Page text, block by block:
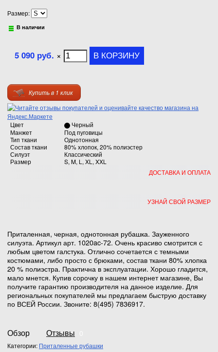
Размер:
В наличии
5 090 руб. ×
Купить в 1 клик
Цвет
Черный
Манжет
Под пуговицы
Тип ткани
Однотонная
Состав ткани
80% хлопок, 20% полиэстер
Силуэт
Классический
Размер
S, M, L, XL, XXL
ДОСТАВКА И ОПЛАТА
УЗНАЙ СВОЙ РАЗМЕР
Приталенная, черная, однотонная рубашка. Зауженного
силуэта. Артикул арт. 1020ac-72. Очень красиво смотрится с
любым цветом галстука. Отлично сочетается с темными
костюмами, либо просто с брюками, состав ткани 80% хлопка
20 % полиэстра. Практична в эксплуатации. Хорошо гладится,
мало мнется. Купив сорочку в нашем интернет магазине, Вы
получите гарантию производителя на данное изделие. Для
региональных покупателей мы предлагаем быструю доставку
по ВСЕЙ России. Звоните: 8(495) 7836917.
Обзор Отзывы
Категории: Приталенные рубашки